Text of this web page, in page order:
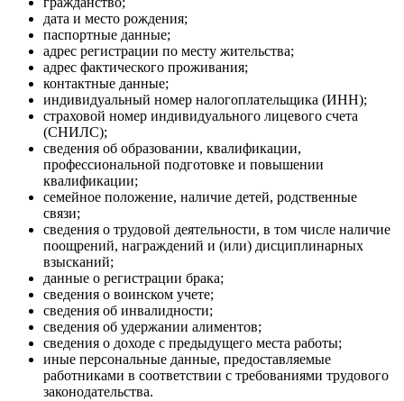
дата и место рождения;
паспортные данные;
адрес регистрации по месту жительства;
адрес фактического проживания;
контактные данные;
индивидуальный номер налогоплательщика (ИНН);
страховой номер индивидуального лицевого счета
(СНИЛС);
сведения об образовании, квалификации,
профессиональной подготовке и повышении
квалификации;
семейное положение, наличие детей, родственные
связи;
сведения о трудовой деятельности, в том числе наличие
поощрений, награждений и (или) дисциплинарных
взысканий;
данные о регистрации брака;
сведения о воинском учете;
сведения об инвалидности;
сведения об удержании алиментов;
сведения о доходе с предыдущего места работы;
иные персональные данные, предоставляемые
работниками в соответствии с требованиями трудового
законодательства.